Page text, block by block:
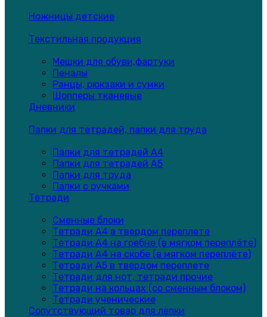
Ножницы детские
Текстильная продукция
Мешки для обуви,фартуки
Пеналы
Ранцы, рюкзаки и сумки
Шопперы тканевые
Дневники
Папки для тетрадей, папки для труда
Папки для тетрадей А4
Папки для тетрадей А5
Папки для труда
Папки с ручками
Тетради
Сменные блоки
Тетради А4 в твердом переплете
Тетради А4 на гребне (в мягком переплёте)
Тетради А4 на скобе (в мягком переплёте)
Тетради А5 в твердом переплете
Тетради для нот, тетради прочие
Тетради на кольцах (со сменным блоком)
Тетради ученические
Сопутствующий товар для лепки